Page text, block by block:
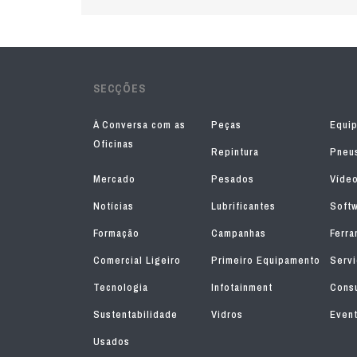
SECÇÕES
À Conversa com as
Oficinas
Peças
Repintura
Mercado
Pesados
Notícias
Lubrificantes
Formação
Campanhas
Comercial Ligeiro
Primeiro Equipamento
Tecnologia
Infotainment
Sustentabilidade
Vidros
Usados